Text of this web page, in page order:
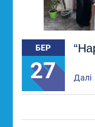
БЕР
27 Далі